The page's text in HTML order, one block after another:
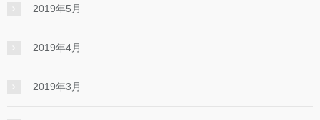
2019年5月
2019年4月
2019年3月